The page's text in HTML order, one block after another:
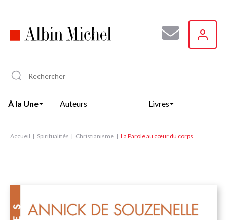
principal
À la Une Auteurs Livres
Accueil Spiritualités Christianisme La Parole au cœur du corps